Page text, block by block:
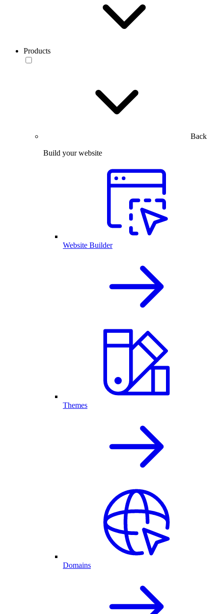
Products
Back
Build your website
Website Builder
Themes
Domains